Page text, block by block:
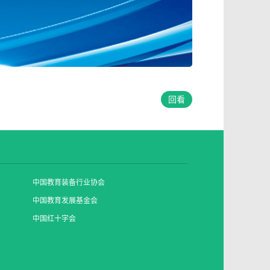
回看
中国教育装备行业协会
中国教育发展基金会
中国红十字会